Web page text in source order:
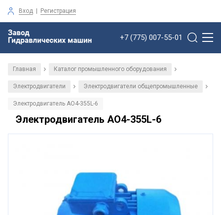
Вход | Регистрация
+7 (775) 007-55-01
Главная / Каталог промышленного оборудования /
Электродвигатели / Электродвигатели общепромышленные /
Электродвигатель АО4-355L-6
Электродвигатель АО4-355L-6